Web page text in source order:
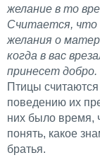
желание в то
Считается, что
желания о
когда в вас
принесет добро.
Птицы
поведению их
них было время,
понять, какое
братья.